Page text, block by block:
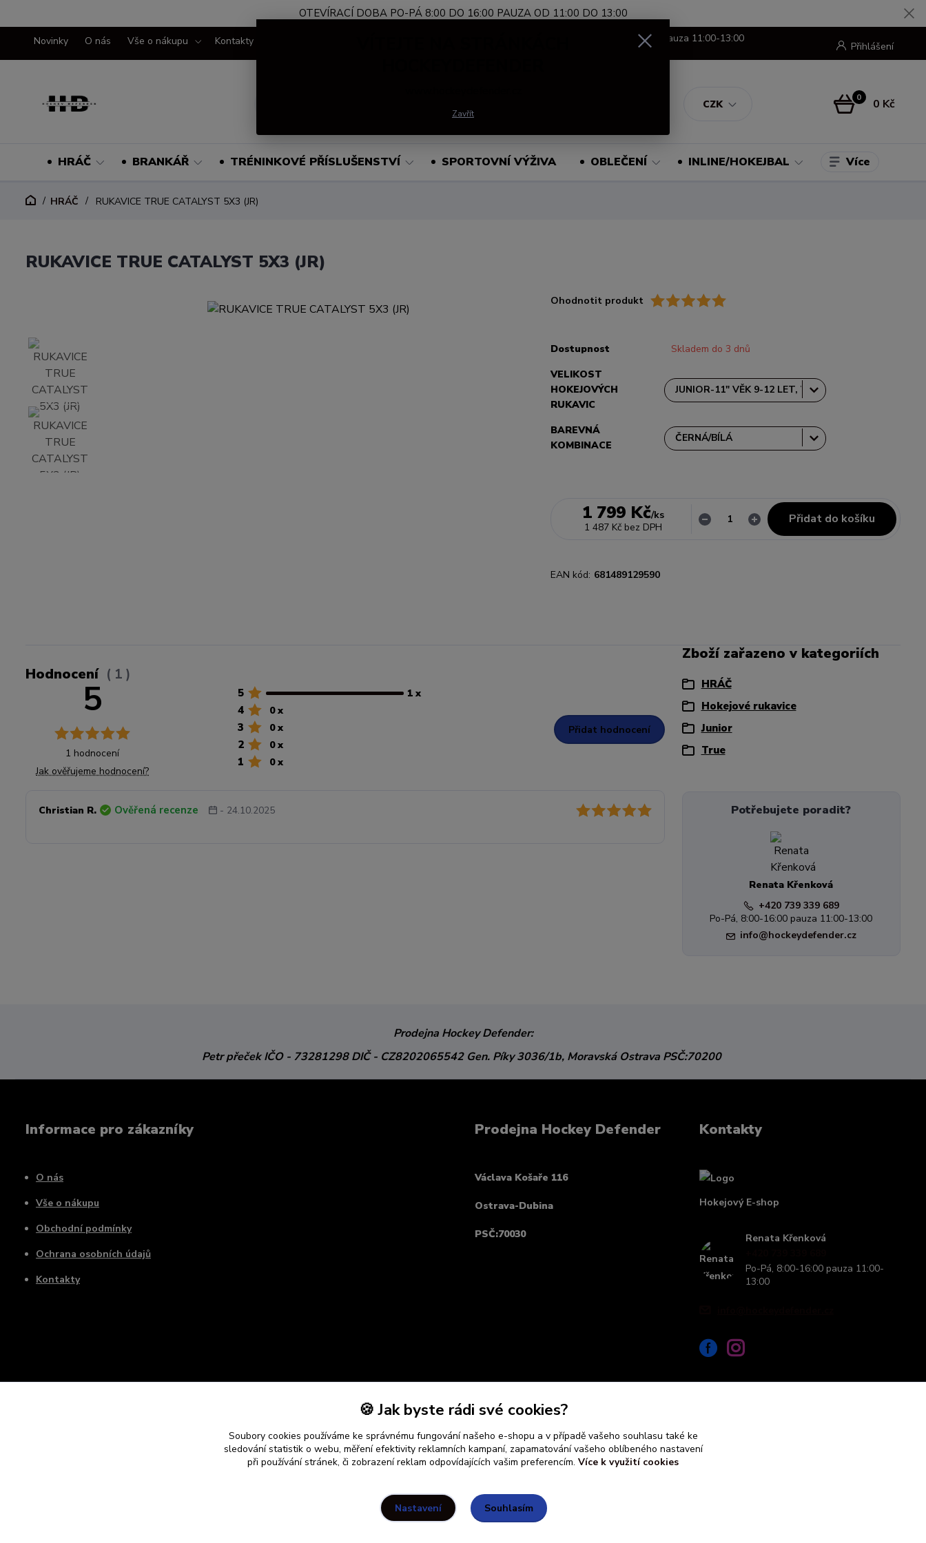
OTEVÍRACÍ DOBA PO-PÁ 8:00 DO 16:00 PAUZA OD 11:00 DO 13:00
Novinky O nás Vše o nákupu Kontakty
CZK
Přihlášení
Po-Pá, 8:00-16:00 pauza 11:00-13:00
0 0 Kč
HRÁČ BRANKÁŘ TRÉNINKOVÉ PŘÍSLUŠENSTVÍ SPORTOVNÍ VÝŽIVA OBLEČENÍ INLINE/HOKEJBAL Více
HRÁČ RUKAVICE TRUE CATALYST 5X3 (JR)
RUKAVICE TRUE CATALYST 5X3 (JR)
Ohodnotit produkt
Dostupnost
Skladem do 3 dnů
VELIKOST
HOKEJOVÝCH
RUKAVIC
BAREVNÁ
KOMBINACE
1 799 Kč/ks
1 487 Kč bez DPH
Přidat do košíku
EAN kód: 681489129590
Hodnocení 1
Přidat hodnocení
5
1 hodnocení
Jak ověřujeme hodnocení?
5 1 x
4 0 x
3 0 x
2 0 x
1 0 x
Christian R. Ověřená recenze - 24.10.2025
Zboží zařazeno v kategoriích
HRÁČ
Hokejové rukavice
Junior
True
Potřebujete poradit?
Renata Křenková
+420 739 339 689
Po-Pá, 8:00-16:00 pauza 11:00-13:00
info@hockeydefender.cz
Prodejna Hockey Defender:
Petr přečekIČO - 73281298DIČ - CZ8202065542 Gen. Píky 3036/1b, Moravská Ostrava PSČ:70200
Informace pro zákazníky
O nás
Vše o nákupu
Obchodní podmínky
Ochrana osobních údajů
Kontakty
Prodejna Hockey Defender
Václava Košaře 116
Ostrava-Dubina
PSČ:70030
Kontakty
Hokejový E-shop
Renata Křenková
Po-Pá, 8:00-16:00 pauza 11:00-
13:00
Zavřít
🍪 Jak byste rádi své cookies?
Soubory cookies používáme ke správnému fungování našeho e-shopu a v případě vašeho souhlasu také ke
sledování statistik o webu, měření efektivity reklamních kampaní, zapamatování vašeho oblíbeného nastavení
při používání stránek, či zobrazení reklam odpovídajících vašim preferencím. Více k využití cookies
Nastavení Souhlasím